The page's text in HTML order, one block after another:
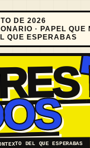
DE 2026
· PAPEL QUE
QUE ESPERABAS
DEL QUE ESPERABAS